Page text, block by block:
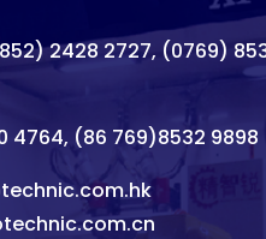
2428 2727, (0769)
4764, (86 769)8532 9898